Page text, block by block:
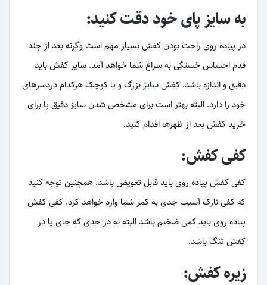
به سایز پای خود دقت کنید:
در پیاده روی راحت بودن کفش بسیار مهم است وگرنه بعد از چند
قدم احساس خستگی به سراغ شما خواهد آمد. سایز کفش باید
دقیق و اندازه باشد. کفش سایز بزرگ و یا کوچک هرکدام دردسرهای
خود را دارد. البته بهتر است برای مشخص شدن سایز دقیق پا برای
خرید کفش بعد از ظهرها اقدام کنید.
کفی کفش:
کفی کفش پیاده روی باید قابل تعویض باشد. همچنین توجه کنید
که کفی نازک آسیب جدی به کمر شما وارد خواهد کرد. کفی کفش
پیاده روی باید کمی ضخیم باشد البته نه در حدی که جای پا در
کفش تنگ باشد.
زیره کفش: